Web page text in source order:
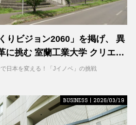
りビジョン2060」を掲げ、 異
に挑む 室蘭工業大学 クリエイ
ョンセンター（CCC）
日本を変える！「Jイノベ」の挑戦
BUSINESS | 2026/03/19